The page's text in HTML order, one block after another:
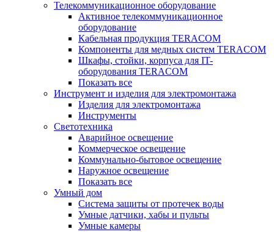
Телекоммуникационное оборудование
Активное телекоммуникационное
оборудование
Кабельная продукция TERACOM
Компоненты для медных систем TERACOM
Шкафы, стойки, корпуса для IT-
оборудования TERACOM
Показать все
Инструмент и изделия для электромонтажа
Изделия для электромонтажа
Инструменты
Светотехника
Аварийное освещение
Коммерческое освещение
Коммунально-бытовое освещение
Наружное освещение
Показать все
Умный дом
Система защиты от протечек воды
Умные датчики, хабы и пульты
Умные камеры